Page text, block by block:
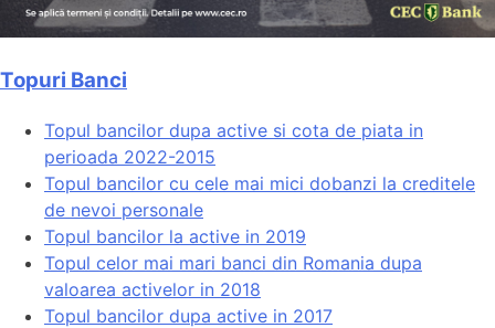
Topuri Banci
Topul bancilor dupa active si cota de piata in
perioada 2022-2015
Topul bancilor cu cele mai mici dobanzi la creditele
de nevoi personale
Topul bancilor la active in 2019
Topul celor mai mari banci din Romania dupa
valoarea activelor in 2018
Topul bancilor dupa active in 2017